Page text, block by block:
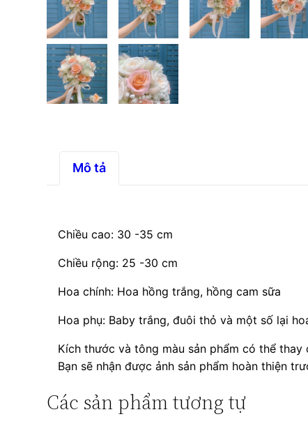
Mô tả
Chiều cao: 30 -35 cm
Chiều rộng: 25 -30 cm
Hoa chính: Hoa hồng trắng, hồng cam sữa
Hoa phụ: Baby trắng, đuôi thỏ và một số lại
Kích thước và tông màu sản phẩm có thể
Bạn sẽ nhận được ảnh sản phẩm hoàn thiện
Các sản phẩm tương tự